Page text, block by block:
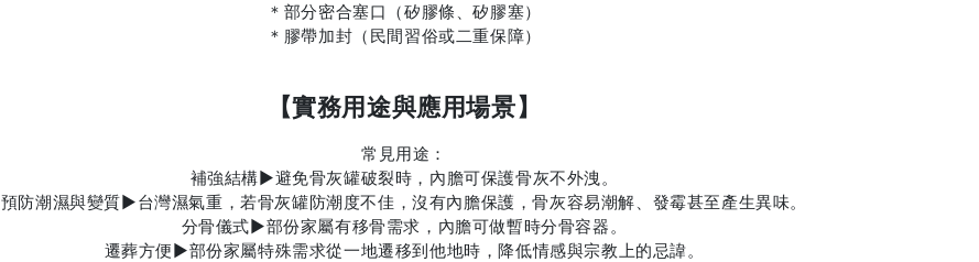
＊部分密合塞口（矽膠條、矽膠塞）
＊膠帶加封（民間習俗或二重保障）
【實務用途與應用場景】
常見用途：
補強結構►避免骨灰罐破裂時，內膽可保護骨灰不外洩。
預防潮濕與變質►台灣濕氣重，若骨灰罐防潮度不佳，沒有內膽保護，骨灰容易潮解、發霉甚至產生異味。
分骨儀式►部份家屬有移骨需求，內膽可做暫時分骨容器。
遷葬方便►部份家屬特殊需求從一地遷移到他地時，降低情感與宗教上的忌諱。